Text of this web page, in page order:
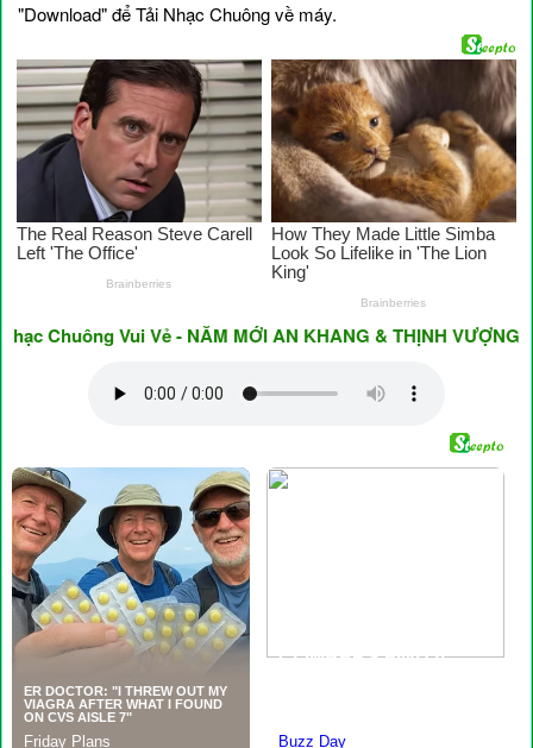
"Download" để Tải Nhạc Chuông về máy.
Vui Vẻ - NĂM MỚI AN KHANG & THỊNH VƯỢNG ♥